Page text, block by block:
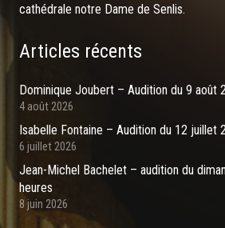
cathédrale notre Dame de Senlis.
Articles récents
Dominique Joubert – Audition du 9 août
4 août 2026
Isabelle Fontaine – Audition du 12 juillet
6 juillet 2026
Jean-Michel Bachelet – audition du
heures
8 juin 2026